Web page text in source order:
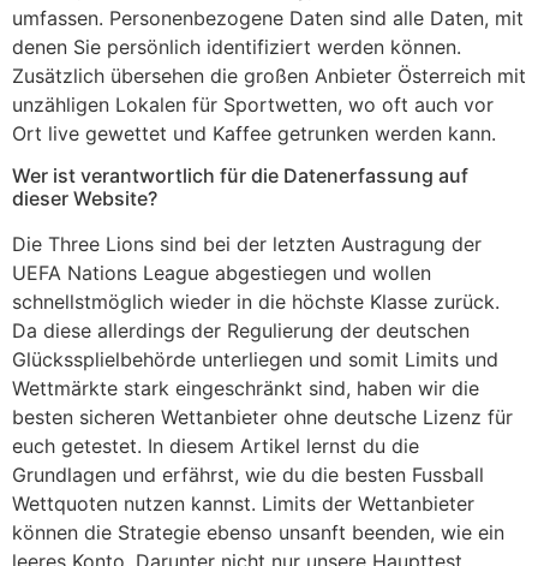
umfassen. Personenbezogene Daten sind alle Daten, mit
denen Sie persönlich identifiziert werden können.
Zusätzlich übersehen die großen Anbieter Österreich mit
unzähligen Lokalen für Sportwetten, wo oft auch vor
Ort live gewettet und Kaffee getrunken werden kann.
Wer ist verantwortlich für die Datenerfassung auf
dieser Website?
Die Three Lions sind bei der letzten Austragung der
UEFA Nations League abgestiegen und wollen
schnellstmöglich wieder in die höchste Klasse zurück.
Da diese allerdings der Regulierung der deutschen
Glückssplielbehörde unterliegen und somit Limits und
Wettmärkte stark eingeschränkt sind, haben wir die
besten sicheren Wettanbieter ohne deutsche Lizenz für
euch getestet. In diesem Artikel lernst du die
Grundlagen und erfährst, wie du die besten Fussball
Wettquoten nutzen kannst. Limits der Wettanbieter
können die Strategie ebenso unsanft beenden, wie ein